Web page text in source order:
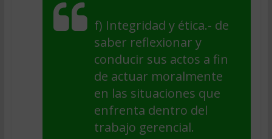
f) Integridad y ética.- de
saber reflexionar y
conducir sus actos a fin
de actuar moralmente
en las situaciones que
enfrenta dentro del
trabajo gerencial.